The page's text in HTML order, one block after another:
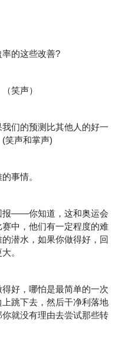
的这些改善?
笑声）
们的预测比其他人的好一
笑声和掌声)
事情。
报——你知道，这和奥运会
中，他们有一定程度的难
潜水，如果你做得好，回
。
好，哪怕是最简单的一次
跳下去，然后干净利落地
就没有理由去尝试那些转